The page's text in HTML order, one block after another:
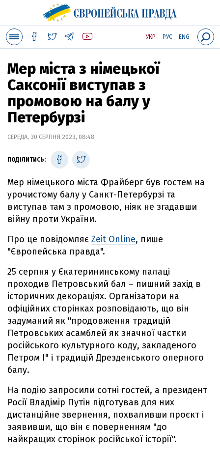
УКР РУС ENG
Мер міста з німецької
Саксонії виступав з
промовою на балу у
Петербурзі
СЕРЕДА, 30 СЕРПНЯ 2023, 08:48
ПОДІЛИТИСЬ:
Мер німецького міста Фрайберг був гостем на
урочистому балу у Санкт-Петербурзі та
виступав там з промовою, ніяк не згадавши
війну проти України.
Про це повідомляє Zeit Online, пише
"Європейська правда".
25 серпня у Єкатерининському палаці
проходив Петровський бал – пишний захід в
історичних декораціях. Організатори на
офіційних сторінках розповідають, що він
задуманий як "продовження традицій
Петровських асамблей як значної частки
російського культурного коду, закладеного
Петром І" і традицій Дрезденського оперного
балу.
На подію запросили сотні гостей, а президент
Росії Владімір Путін підготував для них
дистанційне звернення, похваливши проєкт і
заявивши, що він є поверненням "до
найкращих сторінок російської історії".